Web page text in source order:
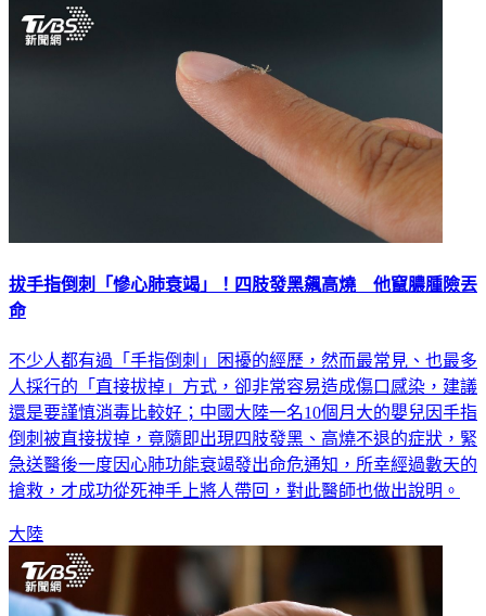
拔手指倒刺「慘心肺衰竭」！四肢發黑飆高燒 他竄膿腫險丟
命
不少人都有過「手指倒刺」困擾的經歷，然而最常見、也最多
人採行的「直接拔掉」方式，卻非常容易造成傷口感染，建議
還是要謹慎消毒比較好；中國大陸一名10個月大的嬰兒因手指
倒刺被直接拔掉，竟隨即出現四肢發黑、高燒不退的症狀，緊
急送醫後一度因心肺功能衰竭發出命危通知，所幸經過數天的
搶救，才成功從死神手上將人帶回，對此醫師也做出說明。
大陸